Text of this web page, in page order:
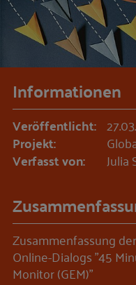
Informationen
Veröffentlicht:
Projekt:
Verfasst von: Julia
Zusammenfassung
Online-Dialogs "45
Monitor (GEM)"